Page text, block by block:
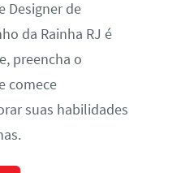
Designer de
da Rainha RJ é
preencha o
comece
suas habilidades